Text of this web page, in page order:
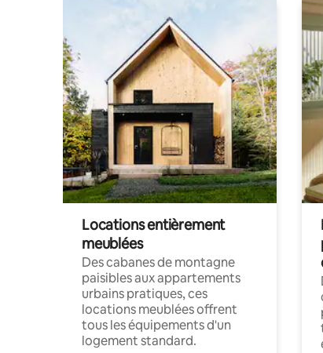
Locations entièrement
meublées
Des cabanes de montagne
paisibles aux appartements
urbains pratiques, ces
locations meublées offrent
tous les équipements d'un
logement standard.